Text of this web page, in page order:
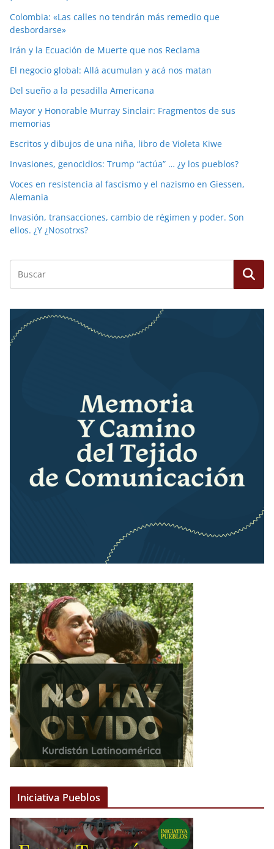
Colombia: «Las calles no tendrán más remedio que
desbordarse»
Irán y la Ecuación de Muerte que nos Reclama
El negocio global: Allá acumulan y acá nos matan
Del sueño a la pesadilla Americana
Mayor y Honorable Murray Sinclair: Fragmentos de sus
memorias
Escritos y dibujos de una niña, libro de Violeta Kiwe
Invasiones, genocidios: Trump “actúa” … ¿y los pueblos?
Voces en resistencia al fascismo y el nazismo en Giessen,
Alemania
Invasión, transacciones, cambio de régimen y poder. Son
ellos. ¿Y ¿Nosotrxs?
Iniciativa Pueblos